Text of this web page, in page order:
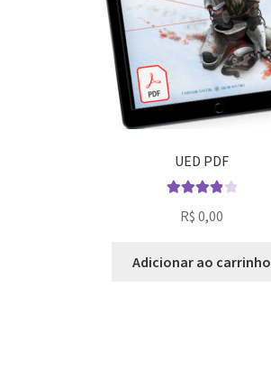
UED PDF
4.00de 5
R$ 0,00
Adicionar ao carrinho